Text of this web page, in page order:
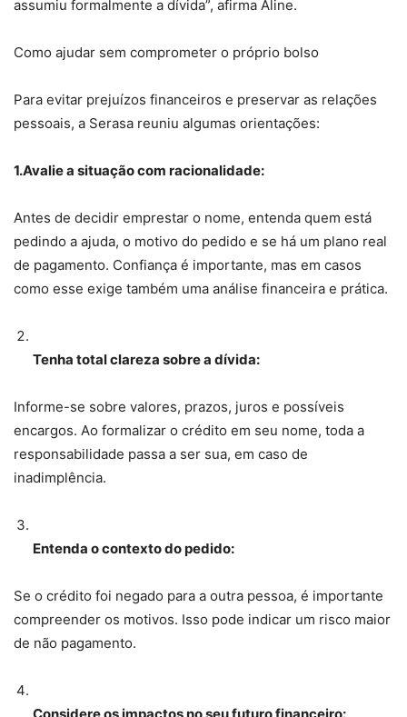
assumiu formalmente a dívida”, afirma Aline.
Como ajudar sem comprometer o próprio bolso
Para evitar prejuízos financeiros e preservar as relações
pessoais, a Serasa reuniu algumas orientações:
1.Avalie a situação com racionalidade:
Antes de decidir emprestar o nome, entenda quem está
pedindo a ajuda, o motivo do pedido e se há um plano real
de pagamento. Confiança é importante, mas em casos
como esse exige também uma análise financeira e prática.
Tenha total clareza sobre a dívida:
Informe-se sobre valores, prazos, juros e possíveis
encargos. Ao formalizar o crédito em seu nome, toda a
responsabilidade passa a ser sua, em caso de
inadimplência.
Entenda o contexto do pedido:
Se o crédito foi negado para a outra pessoa, é importante
compreender os motivos. Isso pode indicar um risco maior
de não pagamento.